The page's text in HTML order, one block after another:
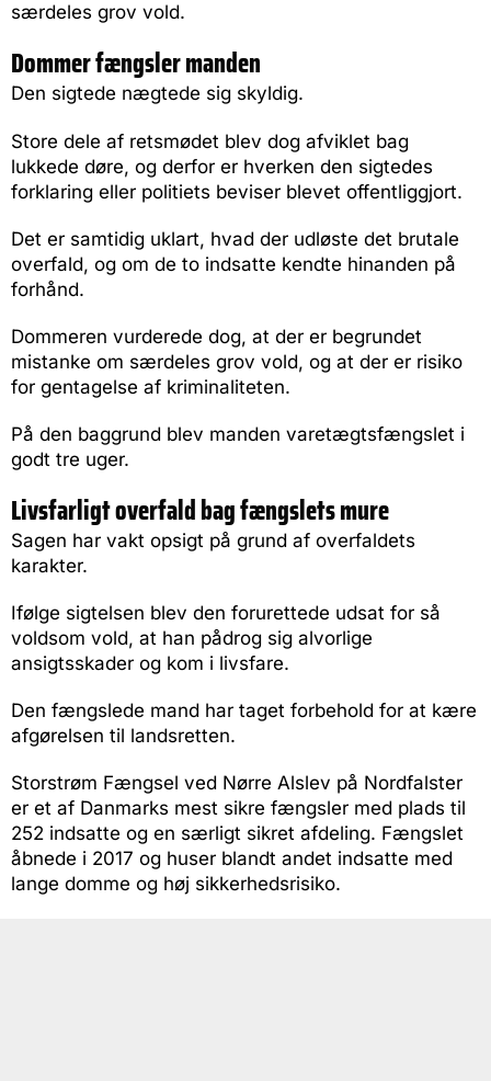
særdeles grov vold.
Dommer fængsler manden
Den sigtede nægtede sig skyldig.
Store dele af retsmødet blev dog afviklet bag
lukkede døre, og derfor er hverken den sigtedes
forklaring eller politiets beviser blevet offentliggjort.
Det er samtidig uklart, hvad der udløste det brutale
overfald, og om de to indsatte kendte hinanden på
forhånd.
Dommeren vurderede dog, at der er begrundet
mistanke om særdeles grov vold, og at der er risiko
for gentagelse af kriminaliteten.
På den baggrund blev manden varetægtsfængslet i
godt tre uger.
Livsfarligt overfald bag fængslets mure
Sagen har vakt opsigt på grund af overfaldets
karakter.
Ifølge sigtelsen blev den forurettede udsat for så
voldsom vold, at han pådrog sig alvorlige
ansigtsskader og kom i livsfare.
Den fængslede mand har taget forbehold for at kære
afgørelsen til landsretten.
Storstrøm Fængsel ved Nørre Alslev på Nordfalster
er et af Danmarks mest sikre fængsler med plads til
252 indsatte og en særligt sikret afdeling. Fængslet
åbnede i 2017 og huser blandt andet indsatte med
lange domme og høj sikkerhedsrisiko.